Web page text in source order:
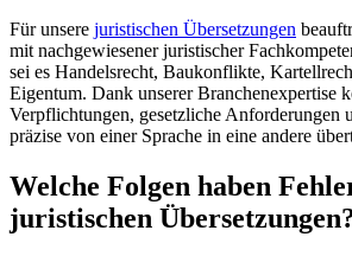
Für unsere juristischen Übersetzungen
mit nachgewiesener juristischer
sei es Handelsrecht, Baukonflikte,
Eigentum. Dank unserer Branchenexpertise
Verpflichtungen, gesetzliche Anforderungen
präzise von einer Sprache in eine andere
Welche Folgen haben
juristischen